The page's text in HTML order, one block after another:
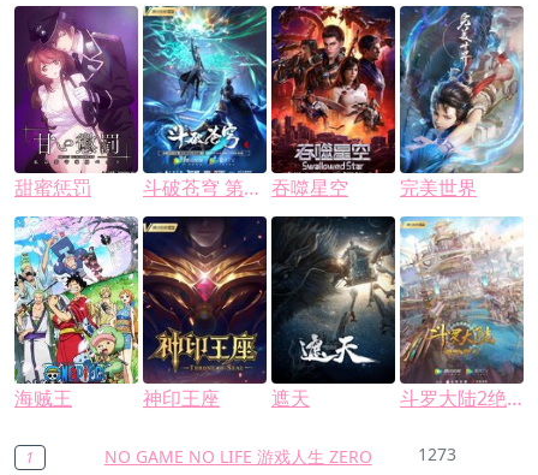
甜蜜惩罚 斗破苍穹 第五季 吞噬星空 完美世界
海贼王 神印王座 遮天 斗罗大陆2绝世唐门
1 NO GAME NO LIFE 游戏人生 ZERO 1273